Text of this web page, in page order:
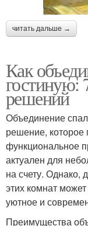
читать дальше →
Как
гостиную:
решений
Объединение
решение, которое
функциональное
актуален для
на счету.
этих комнат
уютное и
Преимущества